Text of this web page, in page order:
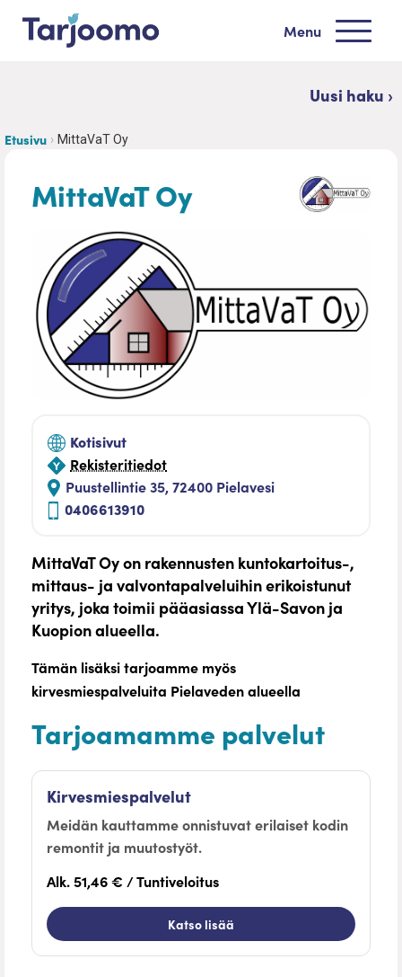
Siirry sisältöön
Menu
Uusi haku ›
Etusivu MittaVaT Oy
MittaVaT Oy
Puustellintie 35, 72400 Pielavesi
0406613910
Kotisivut
Rekisteritiedot
MittaVaT Oy on rakennusten kuntokartoitus-,
mittaus- ja valvontapalveluihin erikoistunut
yritys, joka toimii pääasiassa Ylä-Savon ja
Kuopion alueella.
Tämän lisäksi tarjoamme myös
kirvesmiespalveluita Pielaveden alueella
Tarjoamamme palvelut
Kirvesmiespalvelut
Meidän kauttamme onnistuvat erilaiset kodin
remontit ja muutostyöt.
Alk. 51,46 € / Tuntiveloitus
Katso lisää